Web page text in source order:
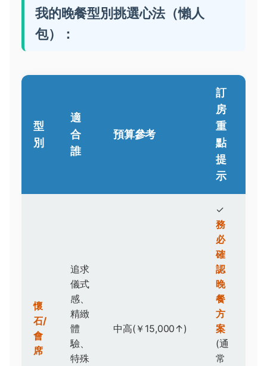
我的晚餐型別挑選心法（懶人
包）：
型
別
適
合
誰
預算參考
訂
房
重
點
提
示
懷
石/
會
席
追求
儀式
感、
精緻
體
驗、
特殊
中高(￥15,000↑)
✓
務
必
確
認
晚
餐
方
案
(通
常